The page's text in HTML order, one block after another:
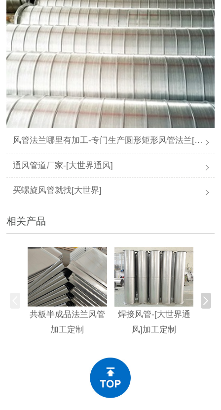
风管法兰哪里有加工-专门生产圆形矩形风管法兰[大世界通风]
通风管道厂家-[大世界通风]
买螺旋风管就找[大世界]
相关产品
共板半成品法兰风管
加工定制
焊接风管-[大世界通
风]加工定制